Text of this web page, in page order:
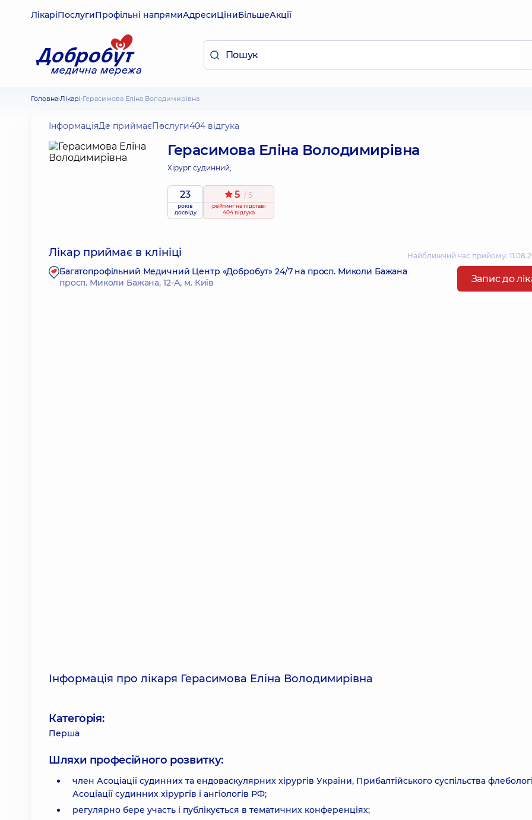
ЛікаріПослугиПрофільні напрямиАдресиЦіниБільшеАкції
Головна Лікарі Герасимова Еліна Володимирівна
ІнформаціяДе приймаєПослуги404 відгука
Герасимова Еліна Володимирівна
Хірург судинний;
23
років
досвіду
5 / 5
рейтингна підставі
404 відгука
Лікар приймає в клініці Найближчий час прийому:
Багатопрофільний Медичний Центр «Добробут» 24/7 на просп. Миколи Бажана
просп. Миколи Бажана, 12-А, м. Київ
Запис до
Інформація про лікаря Герасимова Еліна Володимирівна
Категорія:
Перша
Шляхи професійного розвитку:
член Асоціації судинних та ендоваскулярних хірургів України, Прибалтійського суспільства
Асоціації судинних хірургів і ангіологів РФ;
регулярно бере участь і публікується в тематичних конференціях;